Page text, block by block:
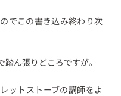
でこの書き込み終わり次
ん張りどころですが。
ットストーブの講師をよ